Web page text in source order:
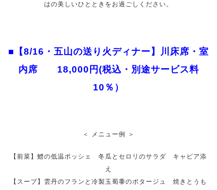
はの美しいひとときをお過ごしください。
■【8/16・五山の送り火ディナー】川床席・室
内席 18,000円(税込・別途サービス料
10％）
＜ メニュー例 ＞
【前菜】鱧の低温ポッシェ 冬瓜とセロリのサラダ キャビア添
え
【スープ】雲丹のフランと冷製玉蜀黍のポタージュ 焼きとうも